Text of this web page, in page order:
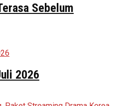
Sebelum
2026